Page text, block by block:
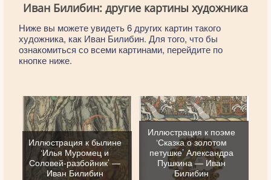
Иван Билибин: другие картины художника
Ниже вы можете увидеть 6 других картин такого
художника, как Иван Билибин. Для того, что бы
ознакомиться со всеми картинами, перейдите по
кнопке ниже.
Иллюстрация к былине
‘Илья Муромец и
Соловей-разбойник’ —
Иван Билибин
Иллюстрация к поэме
‘Сказка о золотом
петушке’ Александра
Пушкина — Иван
Билибин